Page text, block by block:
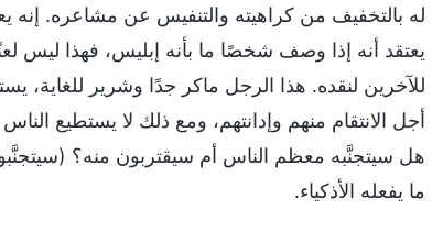
له بالتخفيف من كراهيته والتنفيس عن مشاعره. إنه
يعتقد أنه إذا وصف شخصًا ما بأنه إبليس، فهذا ليس
للآخرين لنقده. هذا الرجل ماكر جدًا وشرير للغاية،
أجل الانتقام منهم وإدانتهم، ومع ذلك لا يستطيع
هل سيتجنَّبه معظم الناس أم سيقتربون منه؟
ما يفعله الأذكياء.